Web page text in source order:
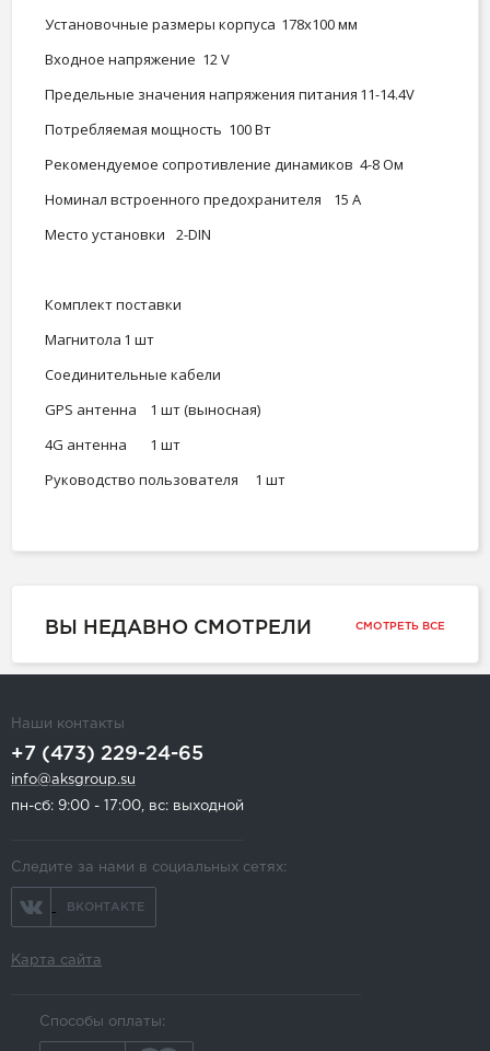
Установочные размеры корпуса 178х100 мм
Входное напряжение 12 V
Предельные значения напряжения питания 11-14.4V
Потребляемая мощность 100 Вт
Рекомендуемое сопротивление динамиков 4-8 Ом
Номинал встроенного предохранителя
15 А
Место установки
2-DIN
Комплект поставки
Магнитола 1 шт
Соединительные кабели
GPS антенна
1 шт (выносная)
4G антенна
1 шт
Руководство пользователя
1 шт
ВЫ НЕДАВНО СМОТРЕЛИ СМОТРЕТЬ ВСЕ
Наши контакты
+7 (473) 229-24-65
info@aksgroup.su
пн-сб: 9:00 - 17:00, вс: выходной
Следите за нами в социальных сетях:
ВКОНТАКТЕ
Карта сайта
Способы оплаты: